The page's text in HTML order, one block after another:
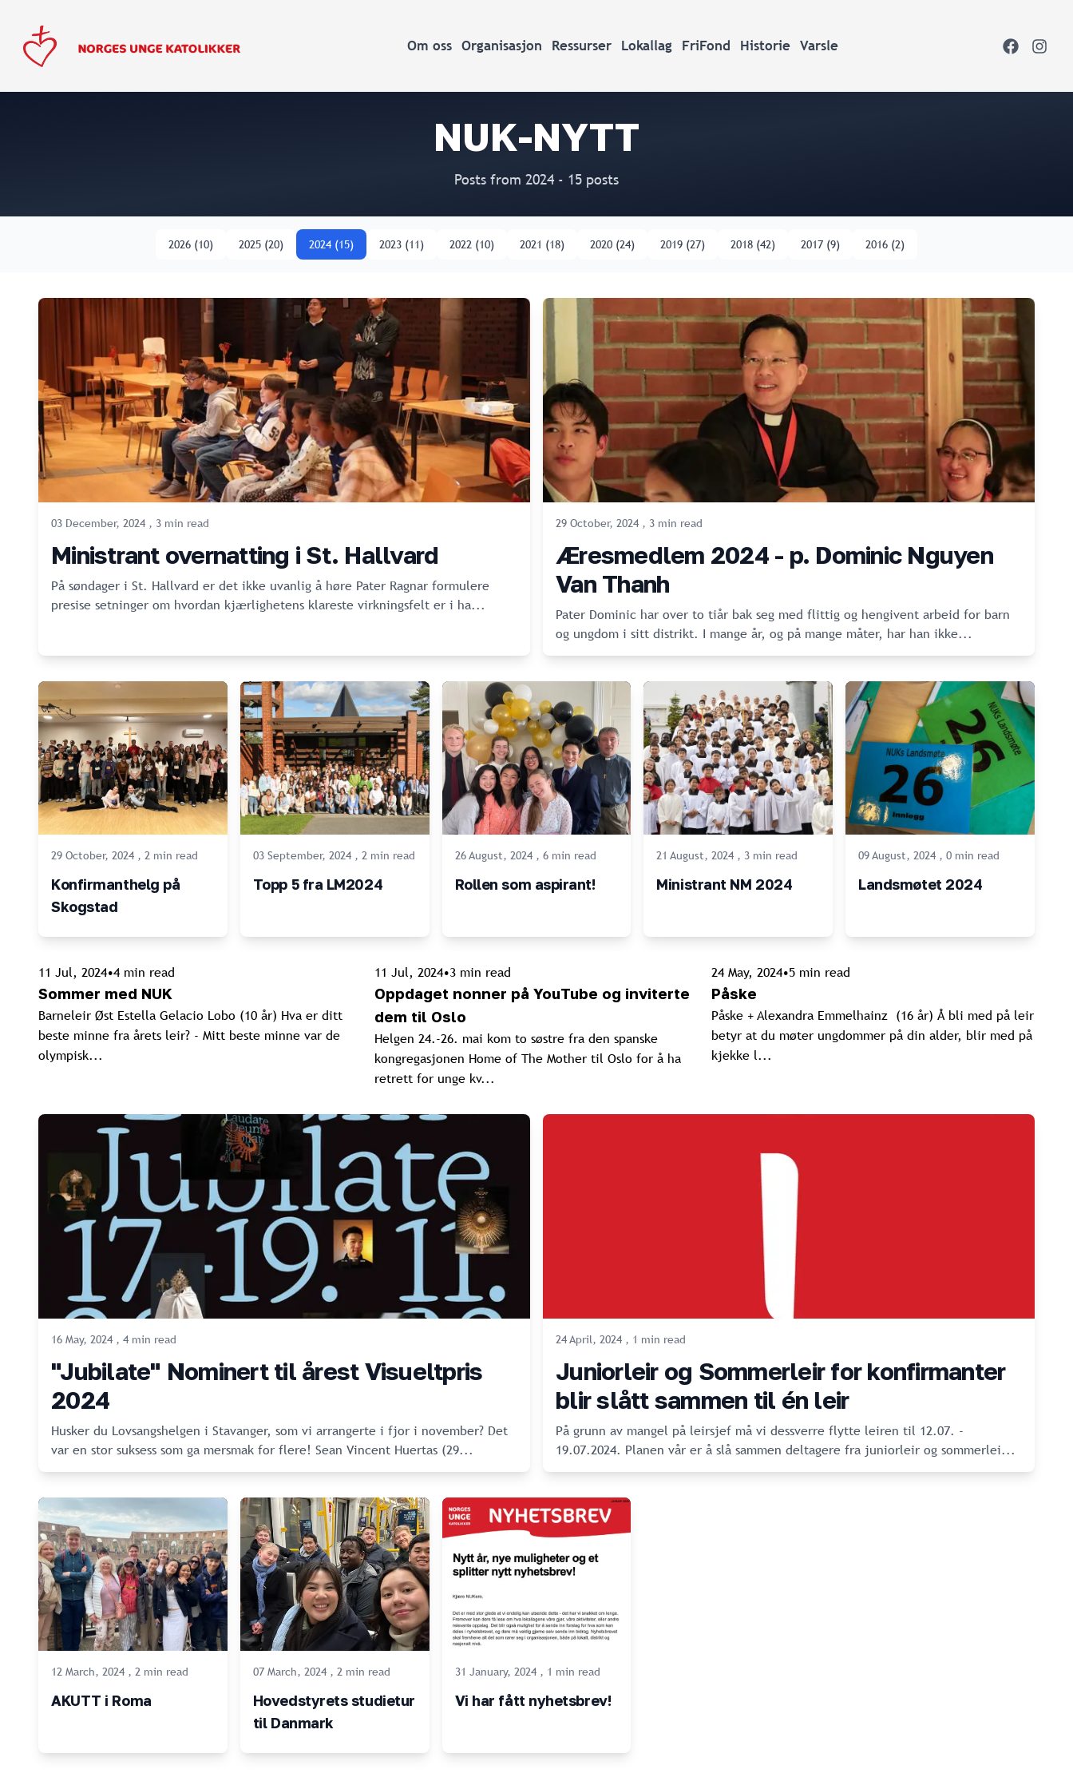
Om oss Organisasjon Ressurser Lokallag FriFond Historie Varsle
NUK-NYTT
Posts from 2024 - 15 posts
2026 (10) 2025 (20) 2024 (15) 2023 (11) 2022 (10) 2021 (18) 2020 (24) 2019 (27) 2018 (42) 2017 (9) 2016 (2)
03 December, 2024 , 3 min read
Ministrant overnatting i St. Hallvard
På søndager i St. Hallvard er det ikke uvanlig å høre Pater Ragnar formulere
presise setninger om hvordan kjærlighetens klareste virkningsfelt er i ha...
29 October, 2024 , 3 min read
Æresmedlem 2024 - p. Dominic Nguyen
Van Thanh
Pater Dominic har over to tiår bak seg med flittig og hengivent arbeid for barn
og ungdom i sitt distrikt. I mange år, og på mange måter, har han ikke...
29 October, 2024 , 2 min read
Konfirmanthelg på
Skogstad
03 September, 2024 , 2min read
Topp 5 fra LM2024
26 August, 2024 , 6min read
Rollen som aspirant!
21 August, 2024 , 3 min read
Ministrant NM 2024
09 August, 2024 , 0 min read
Landsmøtet 2024
11 Jul, 2024•4 min read
Sommer med NUK
Barneleir Øst Estella Gelacio Lobo (10 år) Hva er ditt
beste minne fra årets leir? - Mitt beste minne var de
olympisk...
11 Jul, 2024•3 min read
Oppdaget nonner på YouTube og inviterte
dem til Oslo
Helgen 24.-26. mai kom to søstre fra den spanske
kongregasjonen Home of The Mother til Oslo for å ha
retrett for unge kv...
24 May, 2024•5min read
Påske
Påske + Alexandra Emmelhainz (16 år) Å bli med på leir
betyr at du møter ungdommer på din alder, blir med på
kjekke l...
16 May, 2024 , 4 min read
"Jubilate" Nominert til årest Visueltpris
2024
Husker du Lovsangshelgen i Stavanger, som vi arrangerte i fjor i november? Det
var en stor suksess som ga mersmak for flere! Sean Vincent Huertas (29...
24 April, 2024 , 1 min read
Juniorleir og Sommerleir for konfirmanter
blir slått sammen til én leir
På grunn av mangel på leirsjef må vi dessverre flytte leiren til 12.07. -
19.07.2024. Planen vår er å slå sammen deltagere fra juniorleir og sommerlei...
12 March, 2024 , 2 min read
AKUTT i Roma
07 March, 2024 , 2min read
Hovedstyrets studietur
til Danmark
31 January, 2024 , 1 min read
Vi har fått nyhetsbrev!